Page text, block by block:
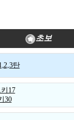
초보
탄
17
30